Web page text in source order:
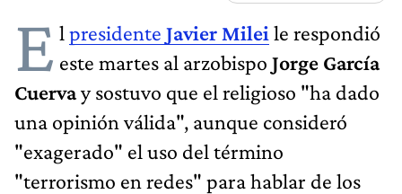
E l presidente Javier Milei le respondió
este martes al arzobispo Jorge García
Cuervay sostuvo que el religioso "ha dado
una opinión válida", aunque consideró
"exagerado" el uso del término
"terrorismo en redes" para hablar de los